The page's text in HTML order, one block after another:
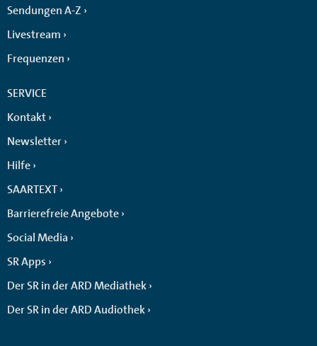
Sendungen A-Z
Livestream
Frequenzen
SERVICE
Kontakt
Newsletter
Hilfe
SAARTEXT
Barrierefreie Angebote
Social Media
SR Apps
Der SR in der ARD Mediathek
Der SR in der ARD Audiothek